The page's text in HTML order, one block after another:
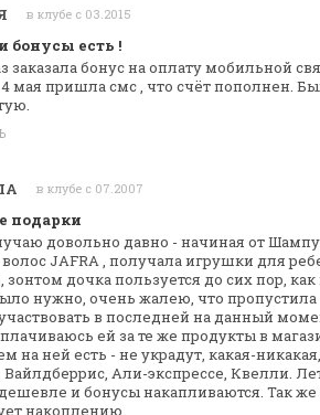
в клубе с 03.2015
бонусы есть !
заказала бонус на оплату мобильной
мая пришла смс , что счёт пополнен.
в клубе с 07.2007
подарки
довольно давно - начиная от
JAFRA, получала игрушки для
зонтом дочка пользуется до сих пор,
нужно, очень жалею, что пропустила
в последней на данный
ей за те же продуктыв
на ней есть - не украдут, какая-
Вайлдберрис, Али-экспрессе, Квелли.
и бонусынакапливаются. Так же
накоплению.